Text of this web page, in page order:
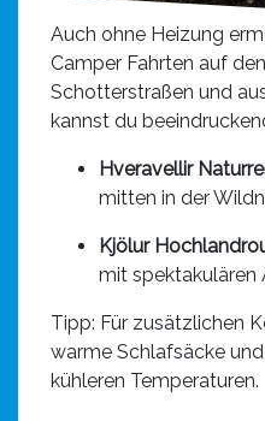
Auch ohne Heizung
Camper Fahrten auf
Schotterstraßen und
kannst du
Hveravellir
mitten in der
Kjölur
mit spektakulären
Tipp: Für zusätzlichen
warme Schlafsäcke
kühleren Temperaturen.